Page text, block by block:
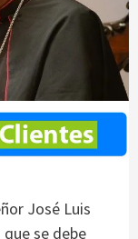
José Luis
se debe